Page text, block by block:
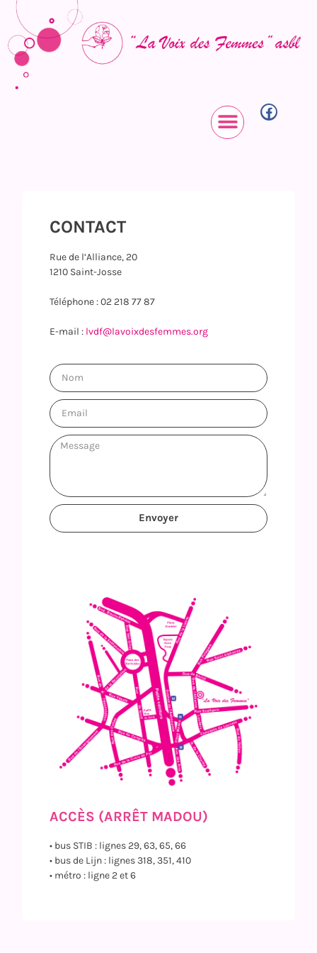
CONTACT
Rue de l’Alliance, 20
1210 Saint-Josse
Téléphone : 02 218 77 87
E-mail : lvdf@lavoixdesfemmes.org
Envoyer
ACCÈS (ARRÊT MADOU)
• bus STIB : lignes 29, 63, 65, 66
• bus de Lijn : lignes 318, 351, 410
• métro : ligne 2 et 6